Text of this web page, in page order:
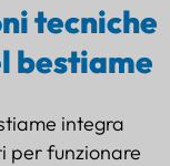
tecniche
bestiame
integra
per funzionare